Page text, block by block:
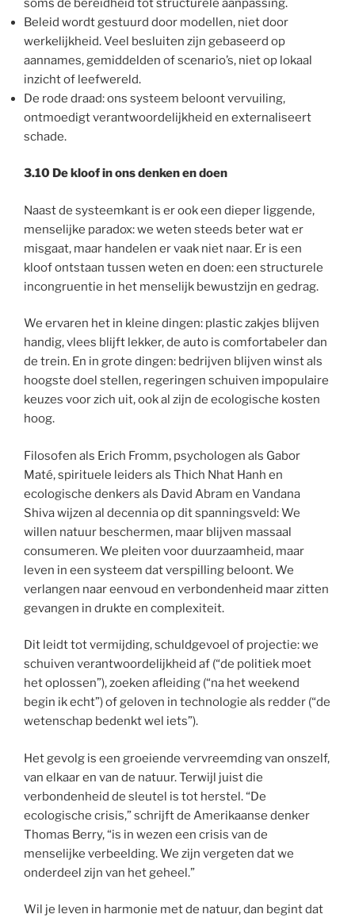
soms de bereidheid tot structurele aanpassing.
Beleid wordt gestuurd door modellen, niet door
werkelijkheid. Veel besluiten zijn gebaseerd op
aannames, gemiddelden of scenario’s, niet op lokaal
inzicht of leefwereld.
De rode draad: ons systeem beloont vervuiling,
ontmoedigt verantwoordelijkheid en externaliseert
schade.
3.10 De kloof in ons denken en doen
Naast de systeemkant is er ook een dieper liggende,
menselijke paradox: we weten steeds beter wat er
misgaat, maar handelen er vaak niet naar. Er is een
kloof ontstaan tussen weten en doen: een structurele
incongruentie in het menselijk bewustzijn en gedrag.
We ervaren het in kleine dingen: plastic zakjes blijven
handig, vlees blijft lekker, de auto is comfortabeler dan
de trein. En in grote dingen: bedrijven blijven winst als
hoogste doel stellen, regeringen schuiven impopulaire
keuzes voor zich uit, ook al zijn de ecologische kosten
hoog.
Filosofen als Erich Fromm, psychologen als Gabor
Maté, spirituele leiders als Thich Nhat Hanh en
ecologische denkers als David Abram en Vandana
Shiva wijzen al decennia op dit spanningsveld: We
willen natuur beschermen, maar blijven massaal
consumeren. We pleiten voor duurzaamheid, maar
leven in een systeem dat verspilling beloont. We
verlangen naar eenvoud en verbondenheid maar zitten
gevangen in drukte en complexiteit.
Dit leidt tot vermijding, schuldgevoel of projectie: we
schuiven verantwoordelijkheid af (“de politiek moet
het oplossen”), zoeken afleiding (“na het weekend
begin ik echt”) of geloven in technologie als redder (“de
wetenschap bedenkt wel iets”).
Het gevolg is een groeiende vervreemding van onszelf,
van elkaar en van de natuur. Terwijl juist die
verbondenheid de sleutel is tot herstel. “De
ecologische crisis,” schrijft de Amerikaanse denker
Thomas Berry, “is in wezen een crisis van de
menselijke verbeelding. We zijn vergeten dat we
onderdeel zijn van het geheel.”
Wil je leven in harmonie met de natuur, dan begint dat